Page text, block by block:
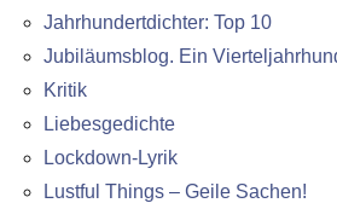
Jahrhundertdichter: Top 10
Jubiläumsblog. Ein
Kritik
Liebesgedichte
Lockdown-Lyrik
Lustful Things – Geile Sachen!